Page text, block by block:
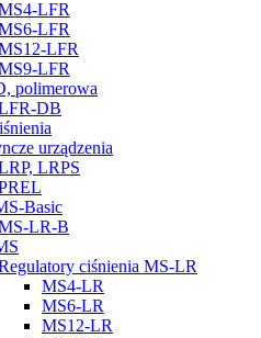
LFR
LFR
LFR
LFR
polimerowa
DB
urządzenia
LRPS
Basic
LR-B
ciśnienia MS-LR
MS4-LR
MS6-LR
MS12-LR